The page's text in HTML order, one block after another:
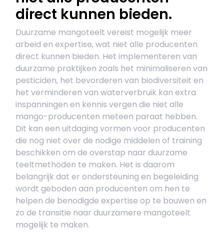
direct kunnen bieden.
Duurzame mangoteelt vereist mogelijk meer
arbeid en expertise, wat niet alle producenten
direct kunnen bieden. Het implementeren van
duurzame praktijken zoals het minimaliseren van
pesticiden, het bevorderen van biodiversiteit en
het verminderen van waterverbruik kan extra
inspanningen en kennis vergen die niet alle
mango-producenten meteen paraat hebben.
Dit kan een uitdaging vormen voor producenten
die nog niet over de nodige middelen of training
beschikken om de overstap naar duurzame
teeltmethoden te maken. Het is daarom
belangrijk dat er ondersteuning en begeleiding
wordt geboden aan producenten om hen te
helpen de benodigde expertise op te bouwen en
zo de transitie naar duurzamere mangoteelt
mogelijk te maken.